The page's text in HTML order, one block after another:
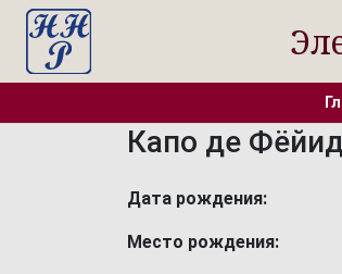
Капо де
Дата рождения:
Место рождения: